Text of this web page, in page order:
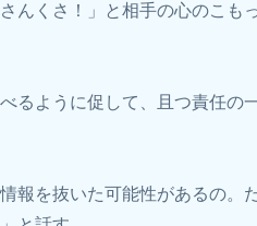
んくさ！」と相手の心のこも
るように促して、且つ責任の
報を抜いた可能性があるの。